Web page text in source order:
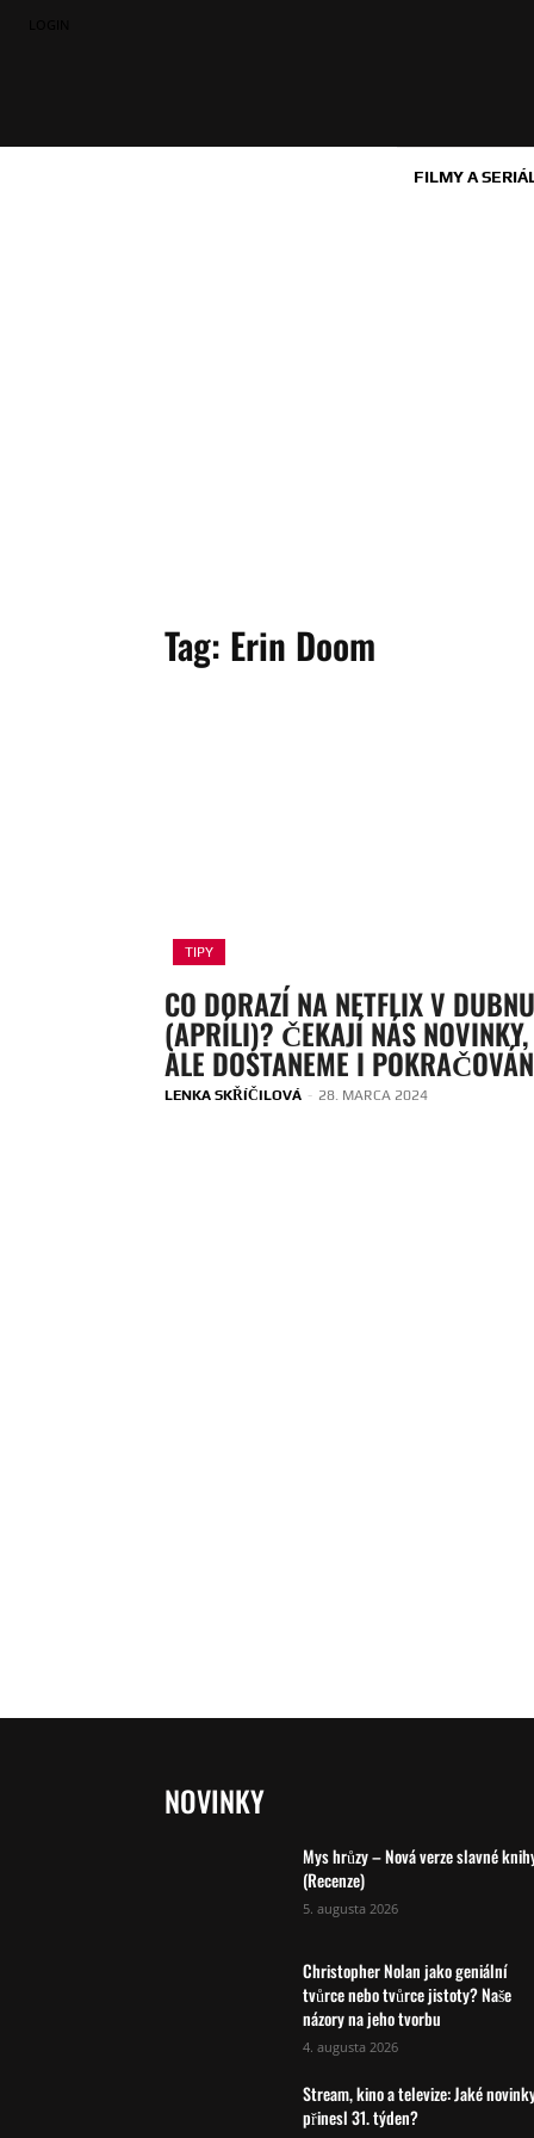
FILMY A
Tag: Erin Doom
TIPY
CO DORAZÍ NA NETFLIX V DUBNU
(APRÍLI)? ČEKAJÍ NÁS NOVINKY,
ALE DOSTANEME I
LENKA SKŘÍČILOVÁ - 28. MARCA 2024
NOVINKY
Mys hrůzy – Nová verze slavné
(Recenze)
5. augusta 2026
Christopher Nolan jako geniální
tvůrce nebo tvůrce jistoty? Naše
názory na jeho tvorbu
4. augusta 2026
Stream, kino a televize: Jaké
přinesl 31. týden?